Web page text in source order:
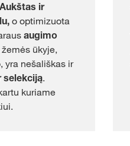
Aukštas ir
o optimizuota
augimo
ūkyje,
yra nešališkas ir
selekciją.
kuriame